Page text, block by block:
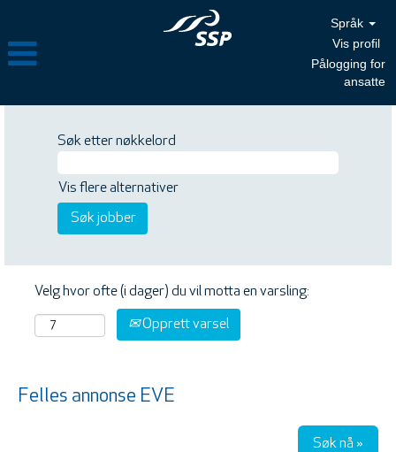
Språk
Vis profil
Pålogging for
ansatte
Søk etter nøkkelord
Vis flere alternativer
Velg hvor ofte (i dager) du vil motta en varsling:
Opprett varsel
Felles annonse EVE
Søk nå »